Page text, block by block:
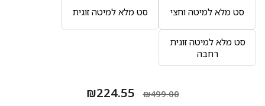
סט מלא למיטה וחצי סט מלא למיטה זוגית
סט מלא למיטה זוגית
רחבה
₪499.00
₪224.55